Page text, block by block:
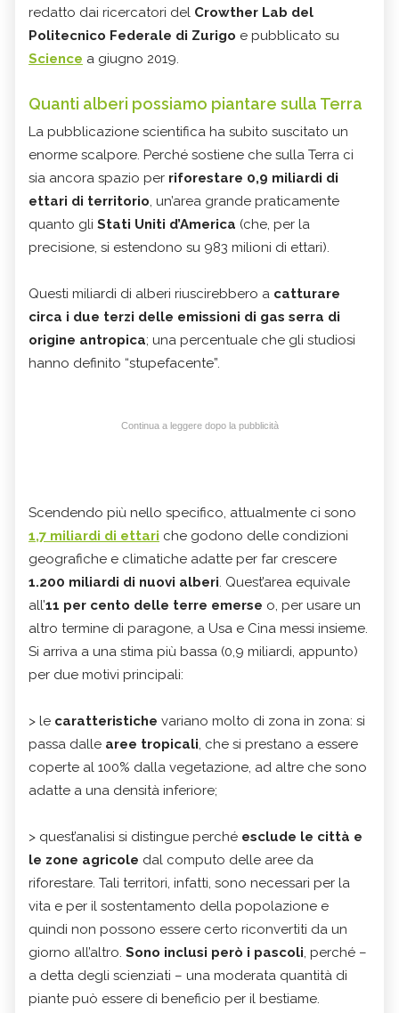
redatto dai ricercatori del Crowther Lab del
Politecnico Federale di Zurigo e pubblicato su
Science a giugno 2019.
Quanti alberi possiamo piantare sulla Terra
La pubblicazione scientifica ha subito suscitato un
enorme scalpore. Perché sostiene che sulla Terra ci
sia ancora spazio per riforestare 0,9 miliardi di
ettari di territorio, un’area grande praticamente
quanto gli Stati Uniti d’America (che, per la
precisione, si estendono su 983 milioni di ettari).
Questi miliardi di alberi riuscirebbero a catturare
circa i due terzi delle emissioni di gas serra di
origine antropica; una percentuale che gli studiosi
hanno definito “stupefacente”.
Continua a leggere dopo la pubblicità
Scendendo più nello specifico, attualmente ci sono
1,7 miliardi di ettari che godono delle condizioni
geografiche e climatiche adatte per far crescere
1.200 miliardi di nuovi alberi. Quest’area equivale
all’11 per cento delle terre emerse o, per usare un
altro termine di paragone, a Usa e Cina messi insieme.
Si arriva a una stima più bassa (0,9 miliardi, appunto)
per due motivi principali:
> le caratteristiche variano molto di zona in zona: si
passa dalle aree tropicali, che si prestano a essere
coperte al 100% dalla vegetazione, ad altre che sono
adatte a una densità inferiore;
> quest’analisi si distingue perché esclude le città e
le zone agricole dal computo delle aree da
riforestare. Tali territori, infatti, sono necessari per la
vita e per il sostentamento della popolazione e
quindi non possono essere certo riconvertiti da un
giorno all’altro. Sono inclusi però i pascoli, perché –
a detta degli scienziati – una moderata quantità di
piante può essere di beneficio per il bestiame.